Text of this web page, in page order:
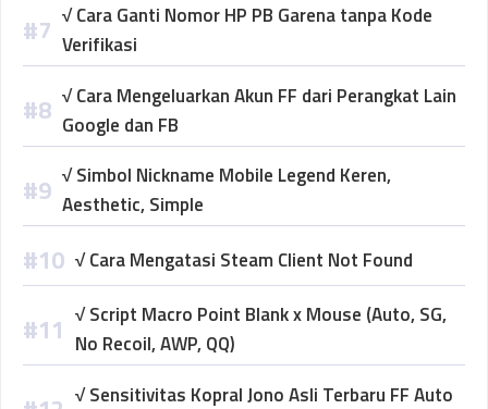
√ Cara Ganti Nomor HP PB Garena tanpa Kode
Verifikasi
√ Cara Mengeluarkan Akun FF dari Perangkat Lain
Google dan FB
√ Simbol Nickname Mobile Legend Keren,
Aesthetic, Simple
√ Cara Mengatasi Steam Client Not Found
√ Script Macro Point Blank x Mouse (Auto, SG,
No Recoil, AWP, QQ)
√ Sensitivitas Kopral Jono Asli Terbaru FF Auto